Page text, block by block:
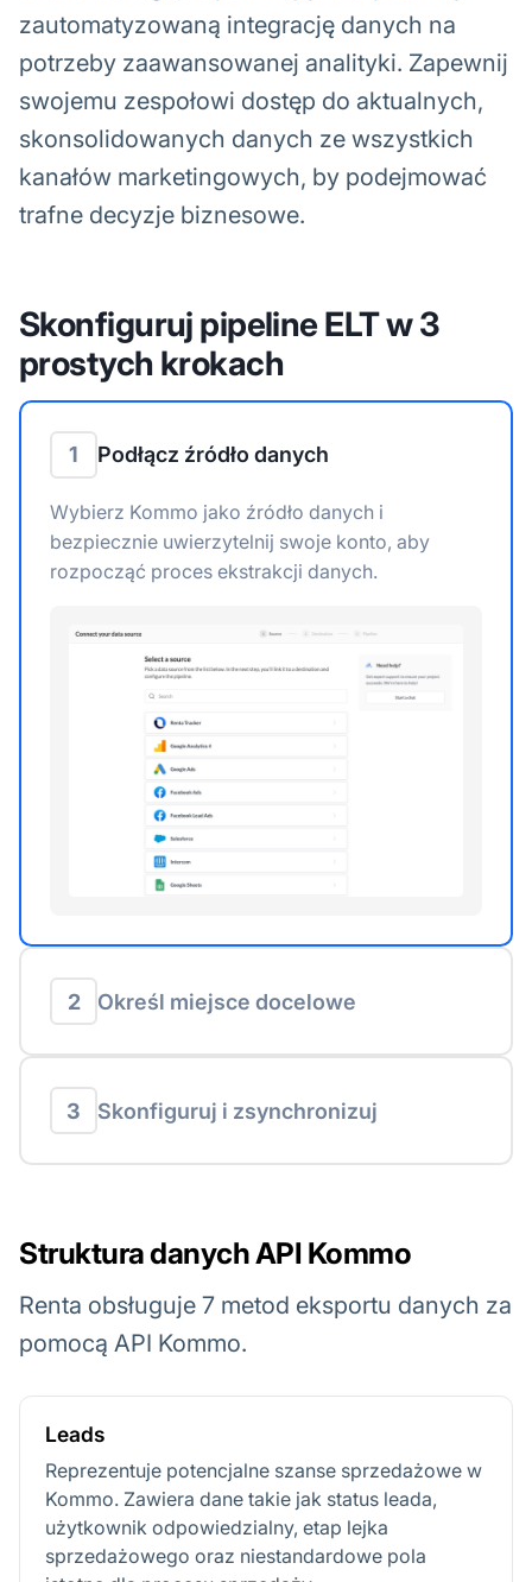
zautomatyzowaną integrację danych na
potrzeby zaawansowanej analityki. Zapewnij
swojemu zespołowi dostęp do aktualnych,
skonsolidowanych danych ze wszystkich
kanałów marketingowych, by podejmować
trafne decyzje biznesowe.
Skonfiguruj pipeline ELT w 3
prostych krokach
1 Podłącz źródło danych
Wybierz Kommo jako źródło danych i
bezpiecznie uwierzytelnij swoje konto, aby
rozpocząć proces ekstrakcji danych.
2 Określ miejsce docelowe
3 Skonfiguruj i zsynchronizuj
Struktura danych API Kommo
Renta obsługuje 7 metod eksportu danych za
pomocą API Kommo.
Leads
Reprezentuje potencjalne szanse sprzedażowe w
Kommo. Zawiera dane takie jak status leada,
użytkownik odpowiedzialny, etap lejka
sprzedażowego oraz niestandardowe pola